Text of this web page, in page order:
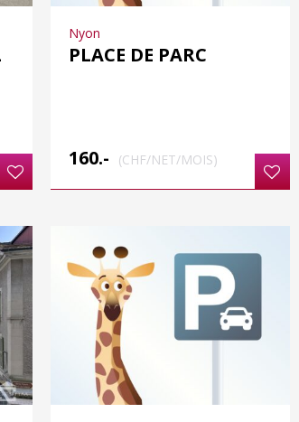
Nyon
PLACE DE PARC
160.- (CHF/NET/MOIS)